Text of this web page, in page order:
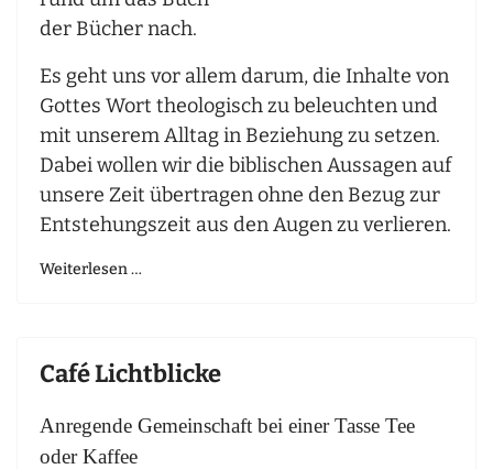
der Bücher nach.
Es geht uns vor allem darum, die Inhalte von
Gottes Wort theologisch zu beleuchten und
mit unserem Alltag in Beziehung zu setzen.
Dabei wollen wir die biblischen Aussagen auf
unsere Zeit übertragen ohne den Bezug zur
Entstehungszeit aus den Augen zu verlieren.
Weiterlesen …
Café Lichtblicke
Anregende Gemeinschaft bei einer Tasse Tee
oder Kaffee